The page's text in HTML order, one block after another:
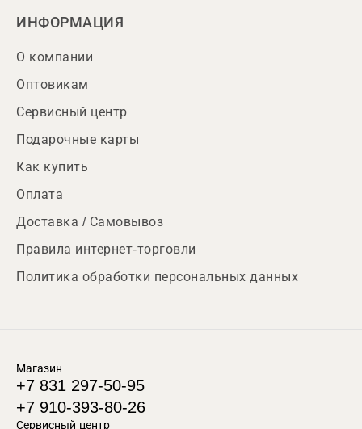
ИНФОРМАЦИЯ
О компании
Оптовикам
Сервисный центр
Подарочные карты
Как купить
Оплата
Доставка / Самовывоз
Правила интернет-торговли
Политика обработки персональных данных
Магазин
+7 831 297-50-95
+7 910-393-80-26
Сервисный центр